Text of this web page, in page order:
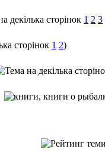
1 2 3
1 2)